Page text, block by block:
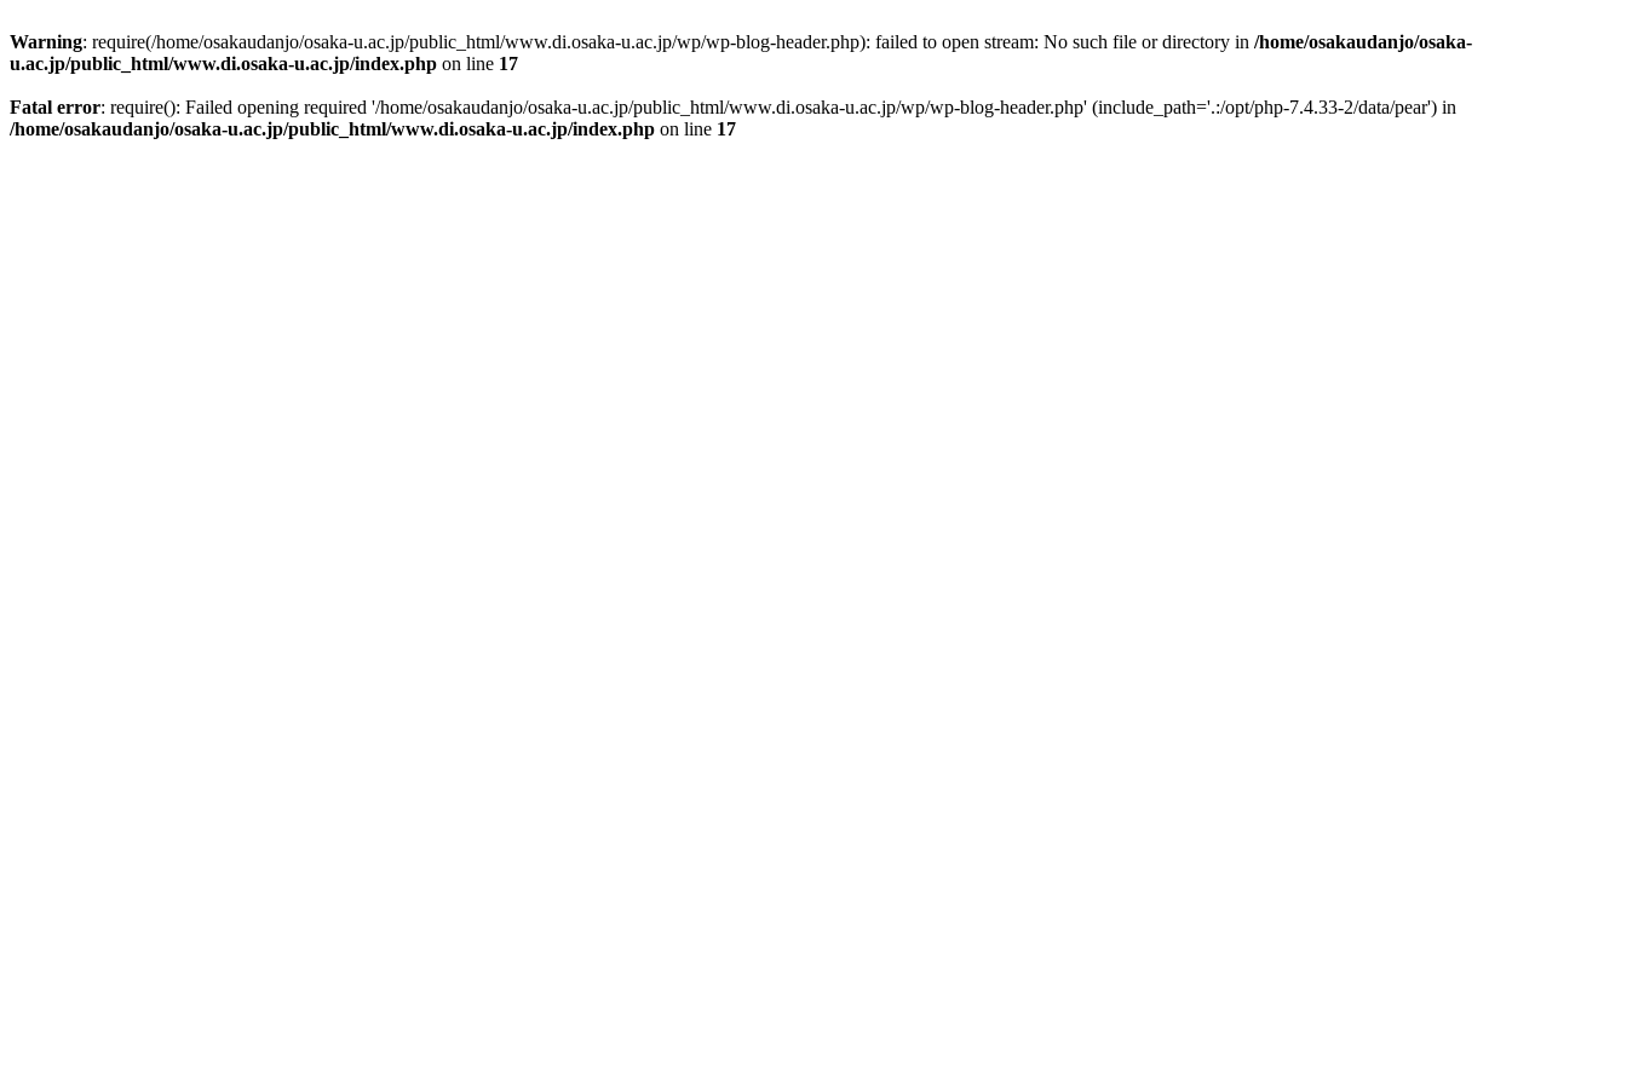
Warning: require(/home/osakaudanjo/osaka-u.ac.jp/public_html/www.di.osaka-u.ac.jp/wp/wp-blog-header.php): failed to open stream: No such file or directory in /home/osakaudanjo/osaka-
u.ac.jp/public_html/www.di.osaka-u.ac.jp/index.php on line 17
Fatal error: require(): Failed opening required '/home/osakaudanjo/osaka-u.ac.jp/public_html/www.di.osaka-u.ac.jp/wp/wp-blog-header.php' (include_path='.:/opt/php-7.4.33-2/data/pear') in
/home/osakaudanjo/osaka-u.ac.jp/public_html/www.di.osaka-u.ac.jp/index.php on line 17